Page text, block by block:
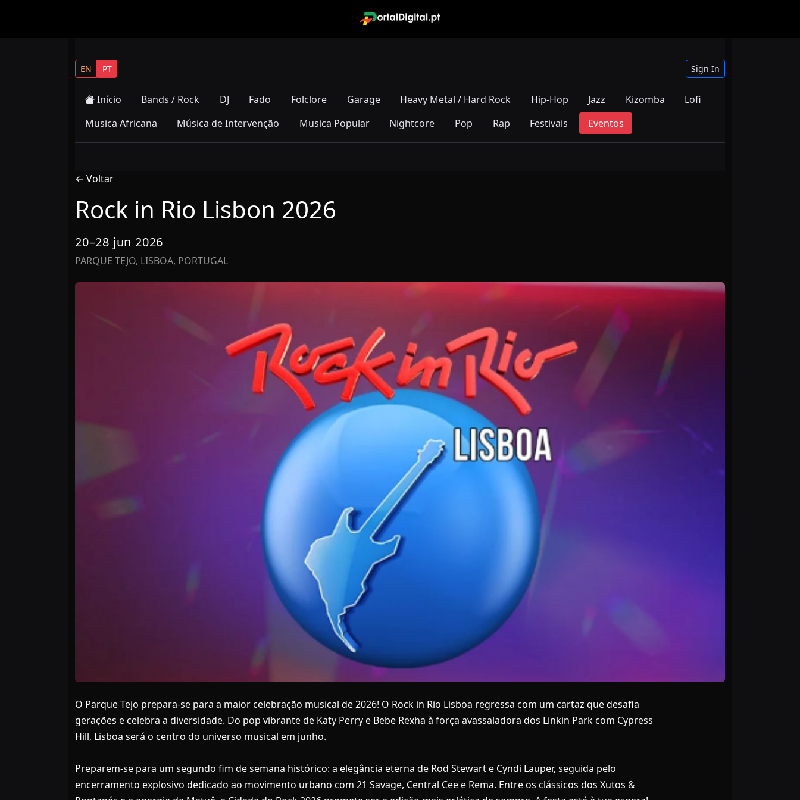
EN PT Sign In
Início Bands / Rock DJ Fado Folclore Garage Heavy Metal / Hard Rock Hip-Hop Jazz Kizomba
Lofi
Musica Africana
Música de Intervenção Musica Popular Nightcore Pop Rap Festivais Eventos
← Voltar
Rock in Rio Lisbon 2026
20–28 jun 2026
PARQUE TEJO, LISBOA, PORTUGAL
O Parque Tejo prepara-se para a maior celebração musical de 2026! O Rock in Rio Lisboa regressa com um cartaz que desafia
gerações e celebra a diversidade. Do pop vibrante de Katy Perry e Bebe Rexha à força avassaladora dos Linkin Park com Cypress
Hill, Lisboa será o centro do universo musical em junho.
Preparem-se para um segundo fim de semana histórico: a elegância eterna de Rod Stewart e Cyndi Lauper, seguida pelo
encerramento explosivo dedicado ao movimento urbano com 21 Savage, Central Cee e Rema. Entre os clássicos dos Xutos &